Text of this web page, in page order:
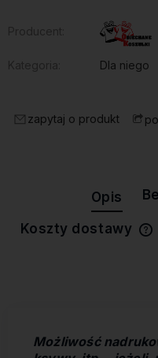
Dla niego
zapytaj o produkt
Opis
Koszty dostawy
Możliwość